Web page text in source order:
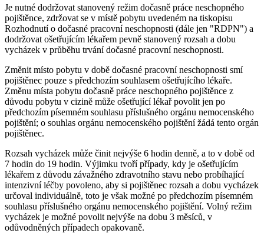
Je nutné dodržovat stanovený režim dočasně práce neschopného
pojištěnce, zdržovat se v místě pobytu uvedeném na tiskopisu
Rozhodnutí o dočasné pracovní neschopnosti (dále jen "RDPN") a
dodržovat ošetřujícím lékařem pevně stanovený rozsah a dobu
vycházek v průběhu trvání dočasné pracovní neschopnosti.
Změnit místo pobytu v době dočasné pracovní neschopnosti smí
pojištěnec pouze s předchozím souhlasem ošetřujícího lékaře.
Změnu místa pobytu dočasně práce neschopného pojištěnce z
důvodu pobytu v cizině může ošetřující lékař povolit jen po
předchozím písemném souhlasu příslušného orgánu nemocenského
pojištění; o souhlas orgánu nemocenského pojištění žádá tento orgán
pojištěnec.
Rozsah vycházek může činit nejvýše 6 hodin denně, a to v době od
7 hodin do 19 hodin. Výjimku tvoří případy, kdy je ošetřujícím
lékařem z důvodu závažného zdravotního stavu nebo probíhající
intenzivní léčby povoleno, aby si pojištěnec rozsah a dobu vycházek
určoval individuálně, toto je však možné po předchozím písemném
souhlasu příslušného orgánu nemocenského pojištění. Volný režim
vycházek je možné povolit nejvýše na dobu 3 měsíců, v
odůvodněných případech opakovaně.